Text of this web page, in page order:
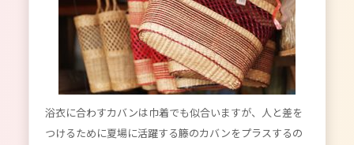
浴衣に合わすカバンは巾着でも似合いますが、人と差を
つけるために夏場に活躍する籐のカバンをプラスするの